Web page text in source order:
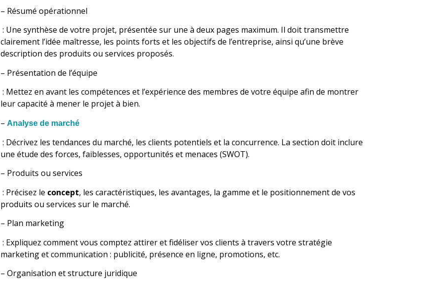
– Résumé opérationnel
: Une synthèse de votre projet, présentée sur une à deux pages maximum. Il doit transmettre
clairement l’idée maîtresse, les points forts et les objectifs de l’entreprise, ainsi qu’une brève
description des produits ou services proposés.
– Présentation de l’équipe
: Mettez en avant les compétences et l’expérience des membres de votre équipe afin de montrer
leur capacité à mener le projet à bien.
– Analyse de marché
: Décrivez les tendances du marché, les clients potentiels et la concurrence. La section doit inclure
une étude des forces, faiblesses, opportunités et menaces (SWOT).
– Produits ou services
: Précisez le concept, les caractéristiques, les avantages, la gamme et le positionnement de vos
produits ou services sur le marché.
– Plan marketing
: Expliquez comment vous comptez attirer et fidéliser vos clients à travers votre stratégie
marketing et communication : publicité, présence en ligne, promotions, etc.
– Organisation et structure juridique